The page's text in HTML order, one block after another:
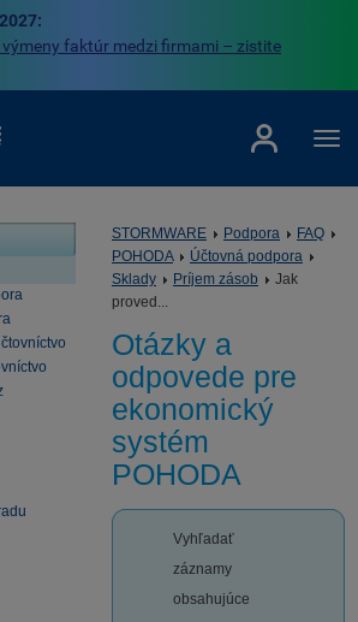
faktúr medzi firmami – zistite
STORMWARE Podpora
FAQ
POHODA
Účtovná podpora
Sklady
Príjem zásob
Jak
proved...
Otázky a
odpovede pre
ekonomický
systém
POHODA
Vyhľadať
záznamy
obsahujúce